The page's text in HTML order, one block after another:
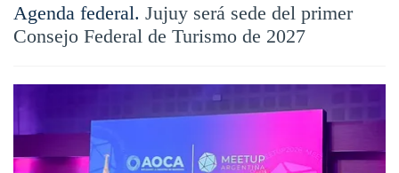
Agenda federal. Jujuy será sede del primer
Consejo Federal de Turismo de 2027